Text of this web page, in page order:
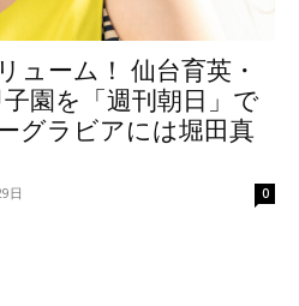
ューム！ 仙台育英・
園を「週刊朝日」で
グラビアには堀田真
日 0